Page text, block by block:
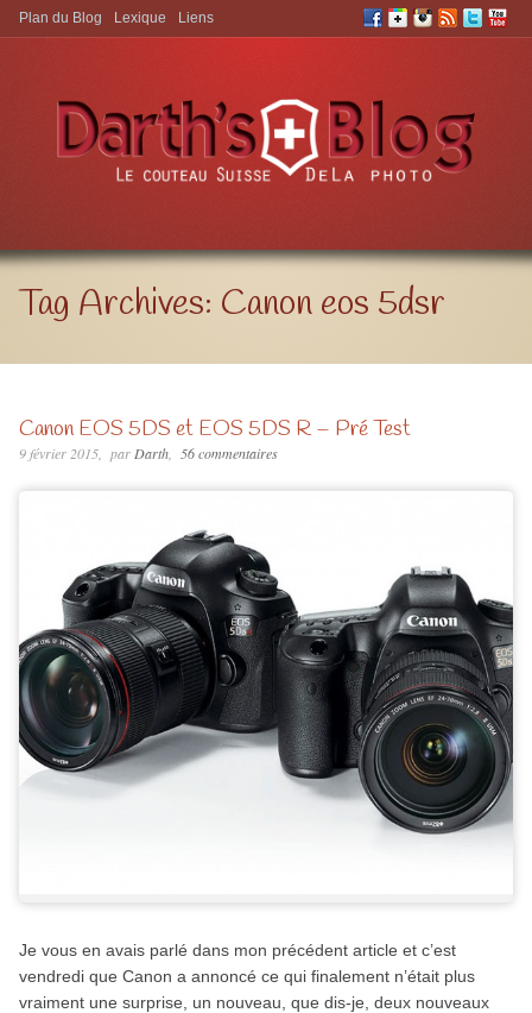
Aller à:
Plan du Blog Lexique Liens
Tag Archives: Canon eos 5dsr
Canon EOS 5DS et EOS 5DS R – Pré Test
9 février 2015 parDarth 56 commentaires
Je vous en avais parlé dans mon précédent article et c’est
vendredi que Canon a annoncé ce qui finalement n’était plus
vraiment une surprise, un nouveau, que dis-je, deux nouveaux